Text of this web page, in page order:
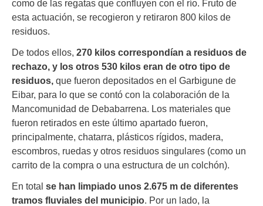
como de las regatas que confluyen con el río. Fruto de
esta actuación, se recogieron y retiraron 800 kilos de
residuos.
De todos ellos, 270 kilos correspondían a residuos de
rechazo, y los otros 530 kilos eran de otro tipo de
residuos, que fueron depositados en el Garbigune de
Eibar, para lo que se contó con la colaboración de la
Mancomunidad de Debabarrena. Los materiales que
fueron retirados en este último apartado fueron,
principalmente, chatarra, plásticos rígidos, madera,
escombros, ruedas y otros residuos singulares (como un
carrito de la compra o una estructura de un colchón).
En total se han limpiado unos 2.675 m de diferentes
tramos fluviales del municipio. Por un lado, la